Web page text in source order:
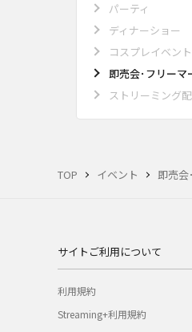
TOP イベント 即売会
パーティ
ディナーショー
コスプレイベント
即売会･フリーマ
ストリーミング
サイトご利用について
利用規約
Streaming+利用規約